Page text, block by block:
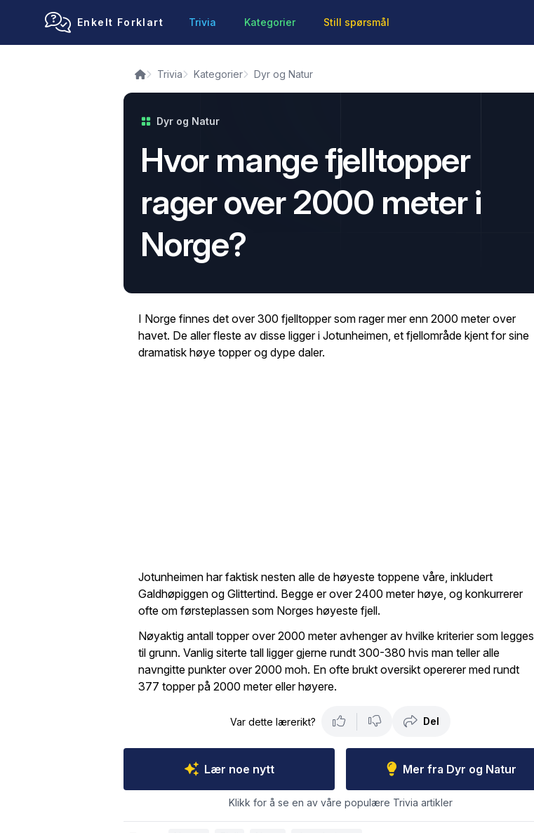
Enkelt Forklart Trivia Kategorier Still spørsmål
Trivia Kategorier Dyr og Natur
Dyr og Natur
Hvor mange fjelltopper
rager over 2000 meter i
Norge?
I Norge finnes det over 300 fjelltopper som rager mer enn 2000 meter over
havet. De aller fleste av disse ligger i Jotunheimen, et fjellområde kjent for sine
dramatisk høye topper og dype daler.
Jotunheimen har faktisk nesten alle de høyeste toppene våre, inkludert
Galdhøpiggen og Glittertind. Begge er over 2400 meter høye, og konkurrerer
ofte om førsteplassen som Norges høyeste fjell.
Nøyaktig antall topper over 2000 meter avhenger av hvilke kriterier som legges
til grunn. Vanlig siterte tall ligger gjerne rundt 300-380 hvis man teller alle
navngitte punkter over 2000 moh. En ofte brukt oversikt opererer med rundt
377 topper på 2000 meter eller høyere.
Var dette lærerikt? Del
Lær noe nytt Mer fra Dyr og Natur
Klikk for å se en av våre populære Trivia artikler